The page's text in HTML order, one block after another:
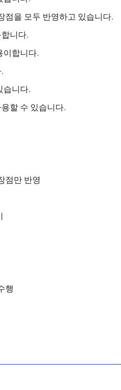
점을 모두 반영하고 있습니다.
니다.
이합니다.
습니다.
할 수 있습니다.
점만 반영
행